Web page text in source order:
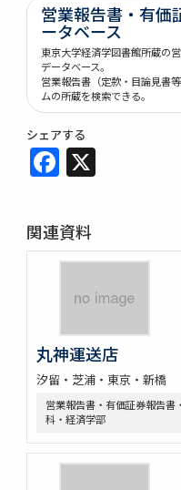
営業報告書・有価
ータベース
東京大学経済学図書館所蔵の
データベース。
営業報告書（定款・目論見書
ムの所蔵を検索できる。
シェアする
Facebook
関連資料
丸神運送店
汐留・芝浦・東京・新橋
営業報告書・有価証券報告書
科・経済学部